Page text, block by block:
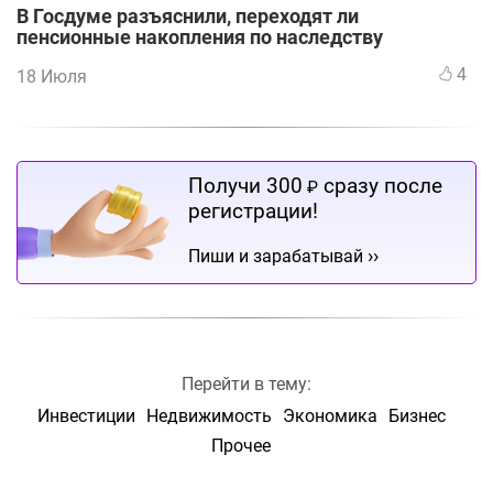
В Госдуме разъяснили, переходят ли
пенсионные накопления по наследству
18 Июля 4
Получи 300 ₽ сразу после
регистрации!
Пиши и зарабатывай ››
Перейти в тему:
Инвестиции
Недвижимость Экономика
Бизнес
Прочее